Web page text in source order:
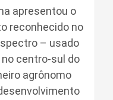
apresentou o
reconhecido no
– usado
centro-sul do
agrônomo